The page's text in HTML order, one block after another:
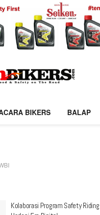
BIKERS BALAP
Kolaborasi Program Safety